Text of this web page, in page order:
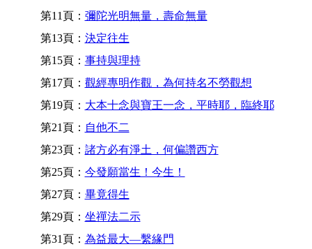
第11頁： 彌陀光明無量，壽命無量
第13頁： 決定往生
第15頁： 事持與理持
第17頁： 觀經專明作觀，為何持名不勞觀想
第19頁： 大本十念與寶王一念，平時耶，臨終耶
第21頁： 自他不二
第23頁： 諸方必有淨土，何偏讚西方
第25頁： 今發願當生！今生！
第27頁： 畢竟得生
第29頁： 坐禪法二示
第31頁： 為益最大—繫緣門